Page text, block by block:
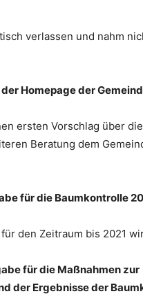
verlassen und nahm
Homepage der
ersten Vorschlag über
Beratung dem
für die Baumkontrolle
den Zeitraum bis 2021
für die Maßnahmen zur
der Ergebnisse der